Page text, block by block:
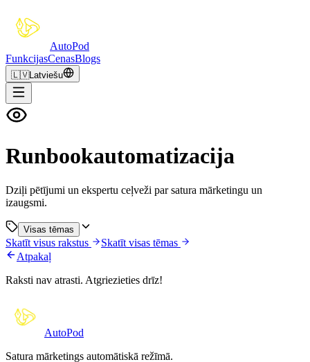
AutoPod
FunkcijasCenasBlogs
🇱🇻Latviešu
Runbookautomatizacija
Dziļi pētījumi un ekspertu ceļveži par satura mārketingu un
izaugsmi.
Visas tēmas
Skatīt visus rakstus
Skatīt visas tēmas
Atpakaļ
Raksti nav atrasti. Atgriezieties drīz!
AutoPod
Satura mārketings automātiskā režīmā.